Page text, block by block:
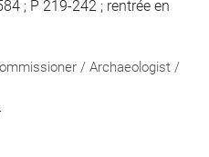
; P 219-242 ; rentrée en
/ Archaeologist /